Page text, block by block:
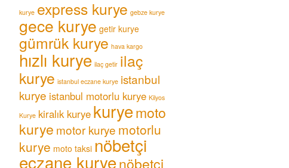
kurye express kurye gebze kurye
gece kurye getir kurye
gümrük kurye hava kargo
hızlı kurye ilaç getir ilaç
kurye istanbul eczane kurye istanbul
kurye istanbul motorlu kurye Kilyos
Kurye kiralık kurye kuryemoto
kurye motor kurye motorlu
kurye moto taksi nöbetçi
eczane kuryenöbetçi